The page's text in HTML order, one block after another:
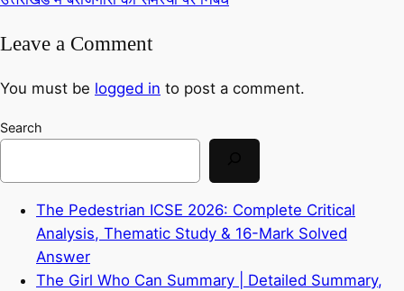
Leave a Comment
You must be logged in to post a comment.
Search
The Pedestrian ICSE 2026: Complete Critical
Analysis, Thematic Study & 16-Mark Solved
Answer
The Girl Who Can Summary | Detailed Summary,